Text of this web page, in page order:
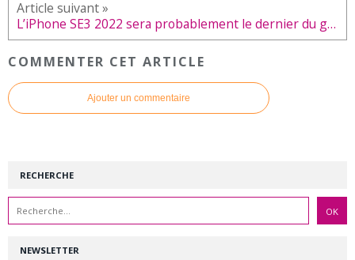
L’iPhone SE3 2022 sera probablement le dernier du genre
COMMENTER CET ARTICLE
Ajouter un commentaire
NEWSLETTER
RECHERCHE